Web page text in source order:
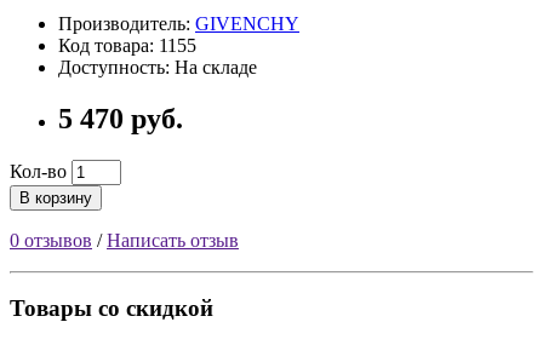
Производитель: GIVENCHY
Код товара: 1155
Доступность: На складе
5 470 руб.
Кол-во
В корзину
0 отзывов /Написать отзыв
Товары со скидкой